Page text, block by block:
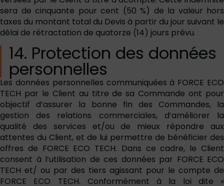
sera de cinquante pour cent (50 %) de la valeur hors
taxes du montant total du Devis à partir du jour suivant le
délai de rétractation de quatorze (14) jours prévu.
14. Protection des données
personnelles
Les données personnelles communiquées à FORCE ECO
TECH par le Client au titre de sa Commande ont pour
objectif d’assurer la bonne fin des Commandes, la
gestion des relations commerciales, d’améliorer la
qualité des services et/ou de mieux répondre aux
attentes du Client, et de lui permettre de bénéficier des
offres de FORCE ECO TECH. Dans ce cadre, le Client
consent à l’utilisation de ces données par FORCE ECO
TECH et/ ou par des tiers agissant pour le compte de
FORCE ECO TECH. Conformément à la loi dite «